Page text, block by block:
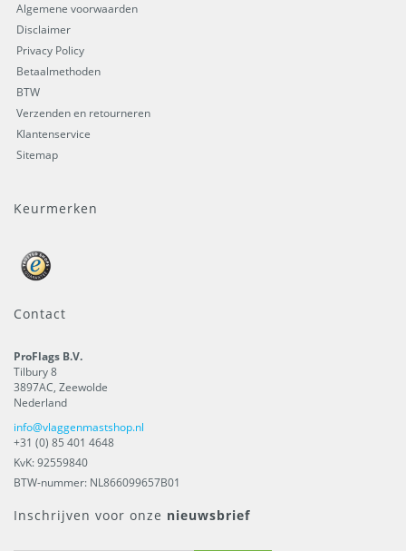
Algemene voorwaarden
Disclaimer
Privacy Policy
Betaalmethoden
BTW
Verzenden en retourneren
Klantenservice
Sitemap
Keurmerken
Contact
ProFlags B.V.
Tilbury 8
3897AC, Zeewolde
Nederland
info@vlaggenmastshop.nl
+31 (0) 85 401 4648
KvK: 92559840
BTW-nummer: NL866099657B01
Inschrijven voor onze nieuwsbrief